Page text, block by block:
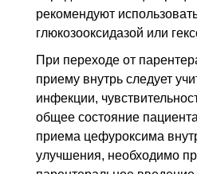
рекомендуют
глюкозооксидазой или
При переходе от
приему внутрь следует
инфекции,
общее состояние
приема цефуроксима
улучшения, необходимо